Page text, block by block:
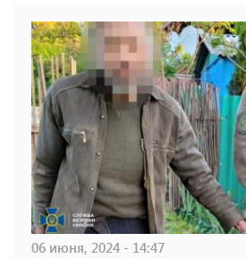
06 июня, 2024 - 14:47